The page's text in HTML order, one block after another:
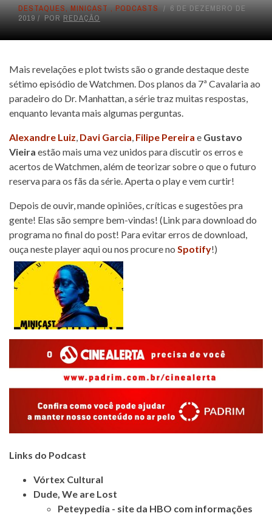
DESTAQUES, MINICAST , PODCASTS
6 DE DEZEMBRO DE
2019
POR REDAÇÃO
Mais revelações e plot twists são o grande destaque deste
sétimo episódio de Watchmen. Dos planos da 7ª Cavalaria ao
paradeiro do Dr. Manhattan, a série traz muitas respostas,
enquanto levanta mais algumas perguntas.
Alexandre Luiz, Davi Garcia, Filipe Pereira e Gustavo
Vieira estão mais uma vez unidos para discutir os erros e
acertos de Watchmen, além de teorizar sobre o que o futuro
reserva para os fãs da série. Aperta o play e vem curtir!
Depois de ouvir, mande opiniões, críticas e sugestões pra
gente! Elas são sempre bem-vindas! (Link para download do
programa no final do post! Para evitar erros de download,
ouça neste player aqui ou nos procure no Spotify!)
Links do Podcast
Vórtex Cultural
Dude, We are Lost
Peteypedia - site da HBO com informações